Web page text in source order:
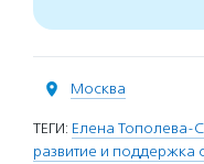
Москва
ТЕГИ: Елена Тополева-
развитие и поддержка